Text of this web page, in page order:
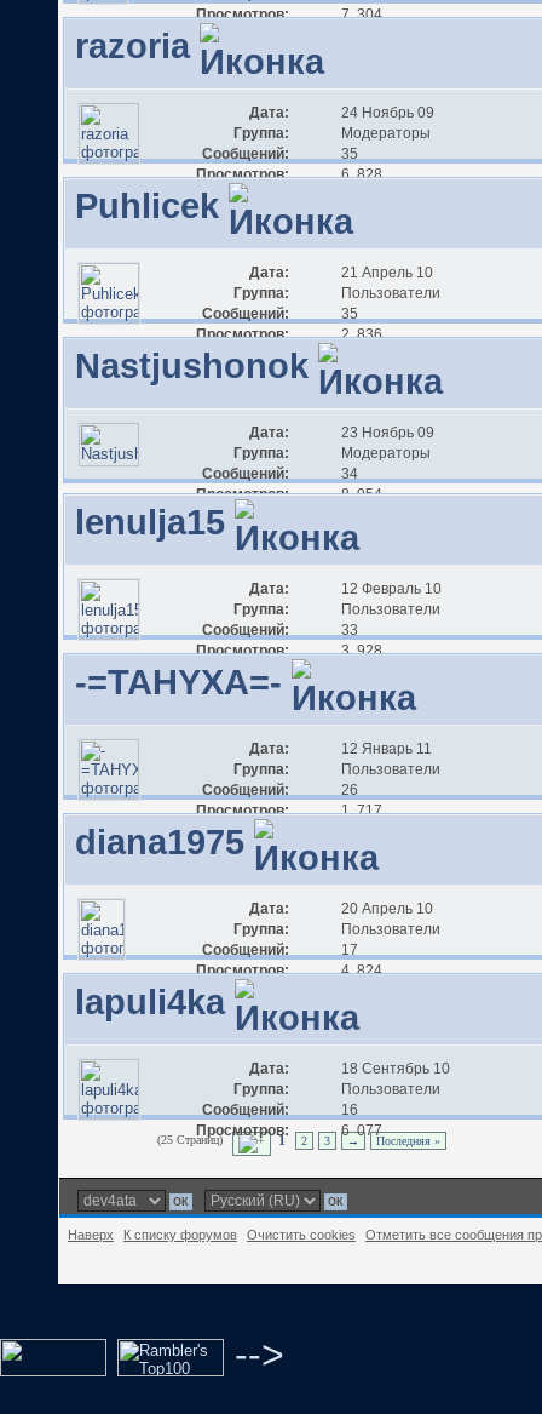
Просмотров:
7 304
razoria
Дата:
24 Ноябрь 09
Группа:
Модераторы
Сообщений:
35
Просмотров:
6 828
Puhlicek
Дата:
21 Апрель 10
Группа:
Пользователи
Сообщений:
35
Просмотров:
2 836
Nastjushonok
Дата:
23 Ноябрь 09
Группа:
Модераторы
Сообщений:
34
Просмотров:
8 954
lenulja15
Дата:
12 Февраль 10
Группа:
Пользователи
Сообщений:
33
Просмотров:
3 928
-=TAHYXA=-
Дата:
12 Январь 11
Группа:
Пользователи
Сообщений:
26
Просмотров:
1 717
diana1975
Дата:
20 Апрель 10
Группа:
Пользователи
Сообщений:
17
Просмотров:
4 824
lapuli4ka
Дата:
18 Сентябрь 10
Группа:
Пользователи
Сообщений:
16
Просмотров:
6 077
(25 Страниц) 1 2 3 → Последняя »
Наверх К списку форумов Очистить cookies Отметить все сообщения
-->